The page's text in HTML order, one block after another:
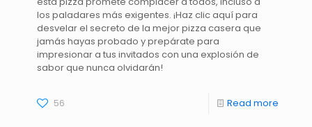
los paladares más exigentes. ¡Haz clic aquí para
desvelar el secreto de la mejor pizza casera que
jamás hayas probado y prepárate para
impresionar a tus invitados con una explosión de
sabor que nunca olvidarán!
56 Read more